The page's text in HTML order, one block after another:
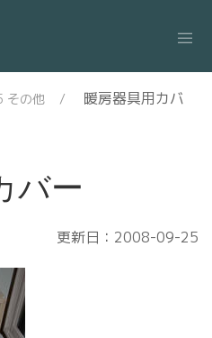
その他
暖房器具用カバ
バー
更新日：2008-09-25